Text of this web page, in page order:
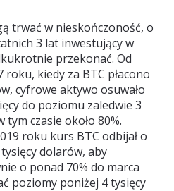
trwać w nieskończoność, o
3 lat inwestujący w
przekonać. Od
kiedy za BTC płacono
cyfrowe aktywo osuwało
do poziomu zaledwie 3
czasie około 80%.
roku kurs BTC odbijał o
tysięcy dolarów, aby
o ponad 70% do marca
poziomy poniżej 4 tysięcy